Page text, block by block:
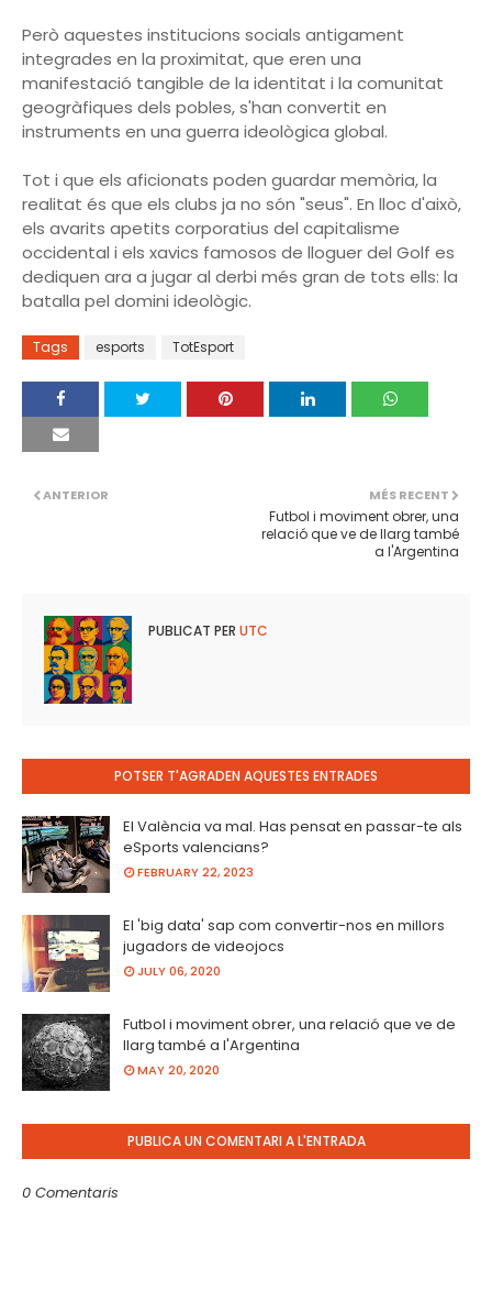
Però aquestes institucions socials antigament
integrades en la proximitat, que eren una
manifestació tangible de la identitat i la comunitat
geogràfiques dels pobles, s'han convertit en
instruments en una guerra ideològica global.
Tot i que els aficionats poden guardar memòria, la
realitat és que els clubs ja no són "seus". En lloc d'això,
els avarits apetits corporatius del capitalisme
occidental i els xavics famosos de lloguer del Golf es
dediquen ara a jugar al derbi més gran de tots ells: la
batalla pel domini ideològic.
Tags esports TotEsport
MÉS RECENT
Futbol i moviment obrer, una
relació que ve de llarg també
a l'Argentina
ANTERIOR
PUBLICAT PER UTC
POTSER T'AGRADEN AQUESTES ENTRADES
El València va mal. Has pensat en passar-te als
eSports valencians?
FEBRUARY 22, 2023
El 'big data' sap com convertir-nos en millors
jugadors de videojocs
JULY 06, 2020
Futbol i moviment obrer, una relació que ve de
llarg també a l'Argentina
MAY 20, 2020
PUBLICA UN COMENTARI A L'ENTRADA
0 Comentaris